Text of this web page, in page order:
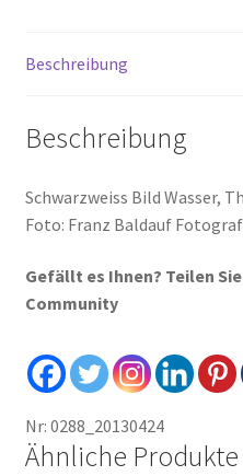
Beschreibung
Beschreibung
Schwarzweiss Bild Wasser,
Foto: Franz Baldauf Fotograf
Gefällt es Ihnen? Teilen
Community
Nr: 0288_20130424
Ähnliche Produkte